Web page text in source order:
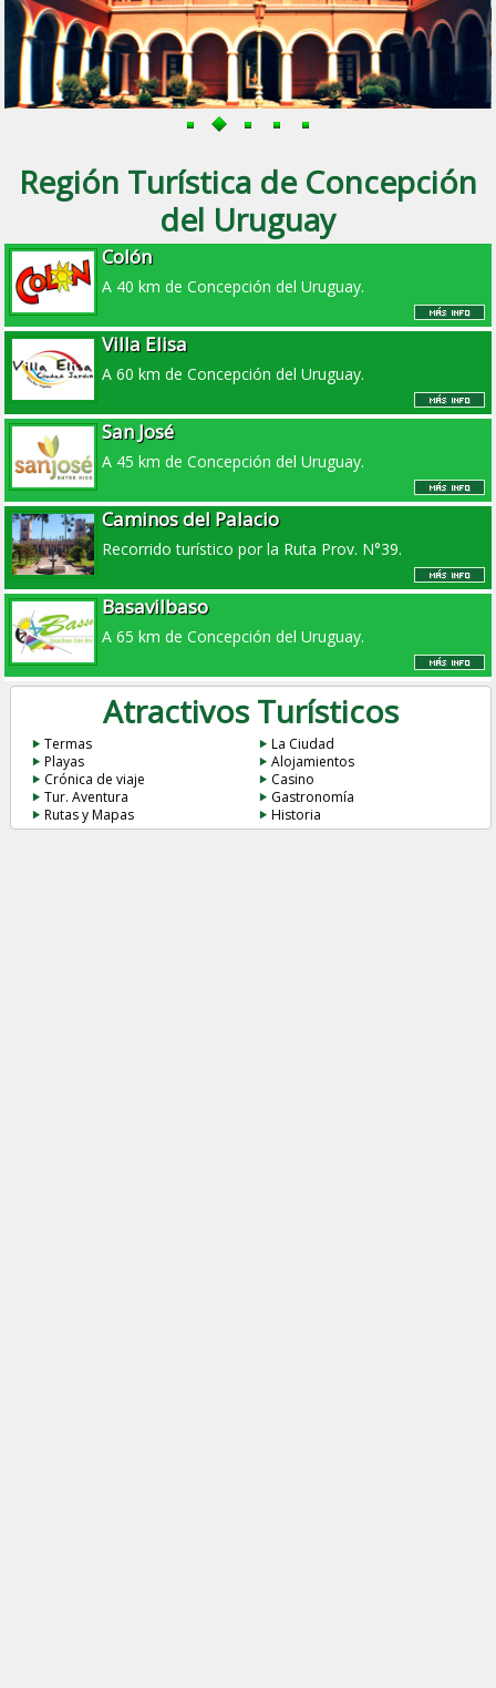
Región Turística de Concepción
del Uruguay
Colón
A 40 km de Concepción del Uruguay.
Villa Elisa
A 60 km de Concepción del Uruguay.
San José
A 45 km de Concepción del Uruguay.
Caminos del Palacio
Recorrido turístico por la Ruta Prov. N°39.
Basavilbaso
A 65 km de Concepción del Uruguay.
Atractivos Turísticos
Termas
La Ciudad
Playas
Alojamientos
Crónica de viaje
Casino
Tur. Aventura
Gastronomía
Rutas y Mapas
Historia